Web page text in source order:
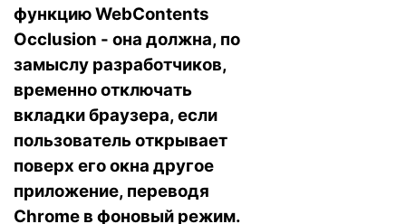
функцию WebContents
Occlusion - она должна, по
замыслу разработчиков,
временно отключать
вкладки браузера, если
пользователь открывает
поверх его окна другое
приложение, переводя
Chrome в фоновый режим.